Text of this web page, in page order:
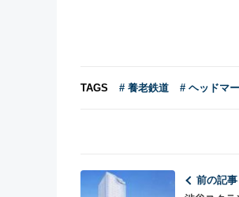
TAGS # 養老鉄道 # ヘッドマ
前の記事